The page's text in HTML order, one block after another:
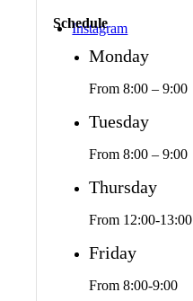
Instagram
Schedule
Monday
From 8:00 – 9:00
Tuesday
From 8:00 – 9:00
Thursday
From 12:00-13:00
Friday
From 8:00-9:00